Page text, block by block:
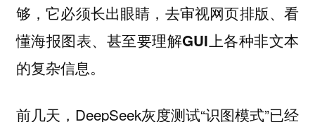
够，它必须长出眼睛，去审视网页排版、看
懂海报图表、甚至要理解GUI上各种非文本
的复杂信息。
前几天，DeepSeek灰度测试“识图模式”已经